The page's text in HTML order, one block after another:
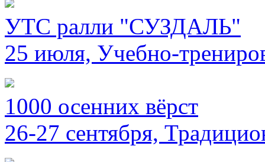
УТС ралли "СУЗДАЛЬ"
25 июля, Учебно-
1000 осенних вёрст
26-27 сентября,